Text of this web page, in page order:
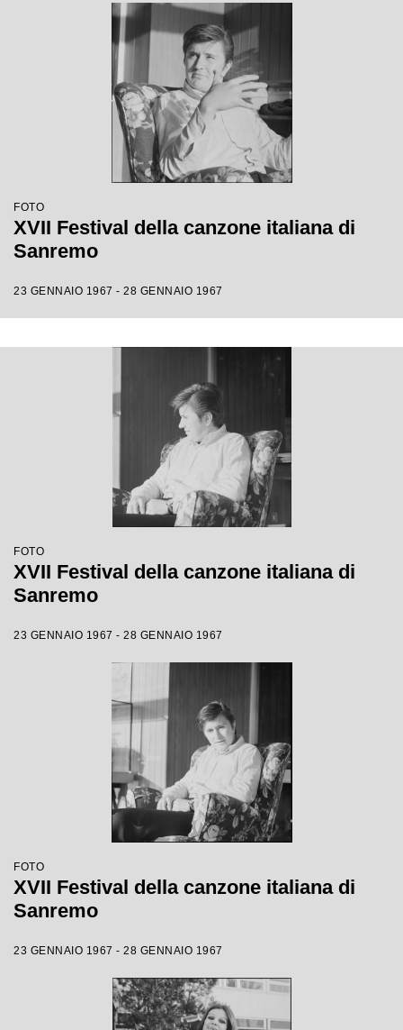
FOTO
XVII Festival della canzone italiana di
Sanremo
23 GENNAIO 1967 - 28 GENNAIO 1967
FOTO
XVII Festival della canzone italiana di
Sanremo
23 GENNAIO 1967 - 28 GENNAIO 1967
FOTO
XVII Festival della canzone italiana di
Sanremo
23 GENNAIO 1967 - 28 GENNAIO 1967